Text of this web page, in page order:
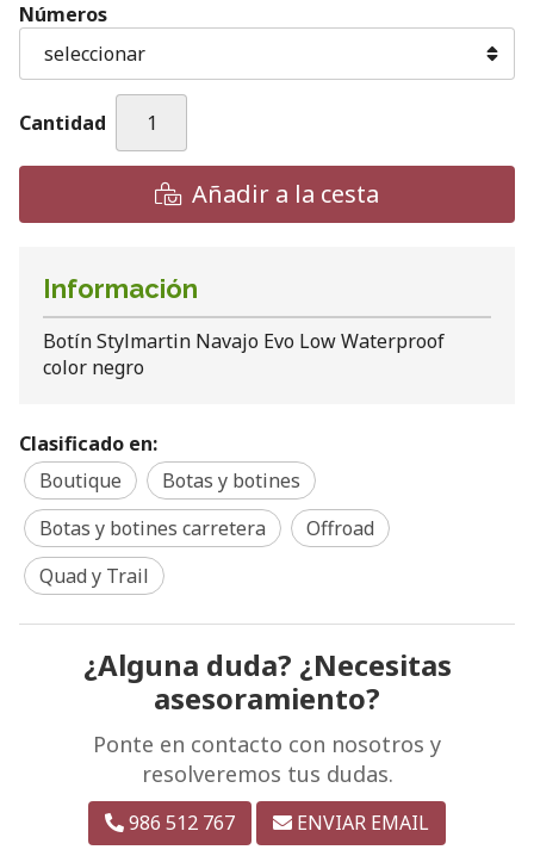
Números
Cantidad
Añadir a la cesta
Información
Botín Stylmartin Navajo Evo Low Waterproof
color negro
Clasificado en:
Boutique
Botas y botines
Botas y botines carretera
Offroad
Quad y Trail
¿Alguna duda? ¿Necesitas
asesoramiento?
Ponte en contacto con nosotros y
resolveremos tus dudas.
986 512 767 ENVIAR EMAIL